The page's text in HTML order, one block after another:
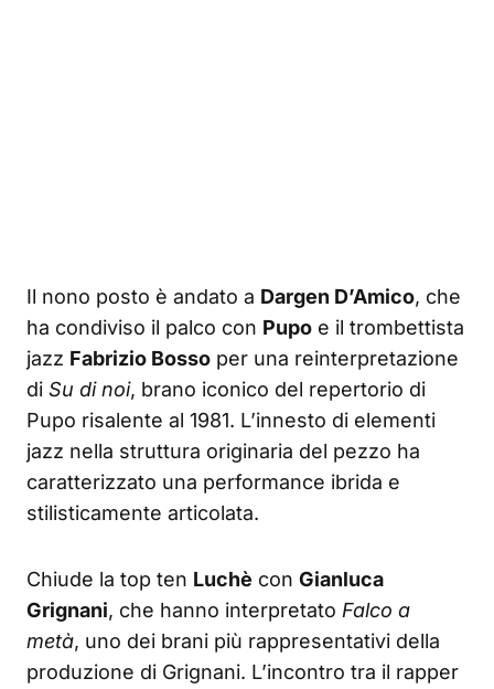
Il nono posto è andato a Dargen D’Amico, che
ha condiviso il palco con Pupo e il trombettista
jazz Fabrizio Bosso per una reinterpretazione
di Su di noi, brano iconico del repertorio di
Pupo risalente al 1981. L’innesto di elementi
jazz nella struttura originaria del pezzo ha
caratterizzato una performance ibrida e
stilisticamente articolata.
Chiude la top ten Luchè con Gianluca
Grignani, che hanno interpretato Falco a
metà, uno dei brani più rappresentativi della
produzione di Grignani. L’incontro tra il rapper